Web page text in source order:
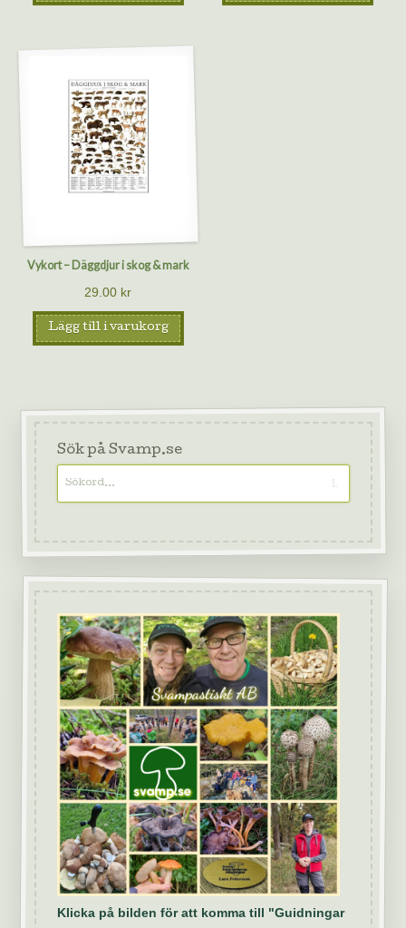
Vykort – Däggdjur i skog & mark
29.00 kr
Lägg till i varukorg
Sök på Svamp.se
Klicka på bilden för att komma till "Guidningar